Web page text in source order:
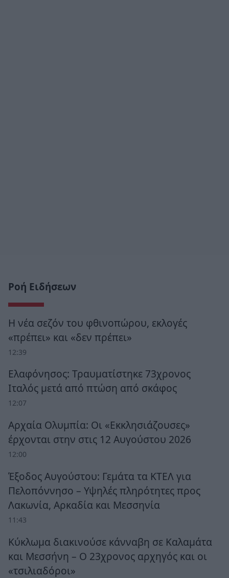
Ροή Ειδήσεων
Η νέα σεζόν του φθινοπώρου, εκλογές
«πρέπει» και «δεν πρέπει»
12:39
Ελαφόνησος: Τραυματίστηκε 73χρονος
Ιταλός μετά από πτώση από σκάφος
12:07
Αρχαία Ολυμπία: Οι «Εκκλησιάζουσες»
έρχονται στην στις 12 Αυγούστου 2026
12:00
Έξοδος Αυγούστου: Γεμάτα τα ΚΤΕΛ για
Πελοπόννησο – Υψηλές πληρότητες προς
Λακωνία, Αρκαδία και Μεσσηνία
11:43
Κύκλωμα διακινούσε κάνναβη σε Καλαμάτα
και Μεσσήνη – Ο 23χρονος αρχηγός και οι
«τσιλιαδόροι»